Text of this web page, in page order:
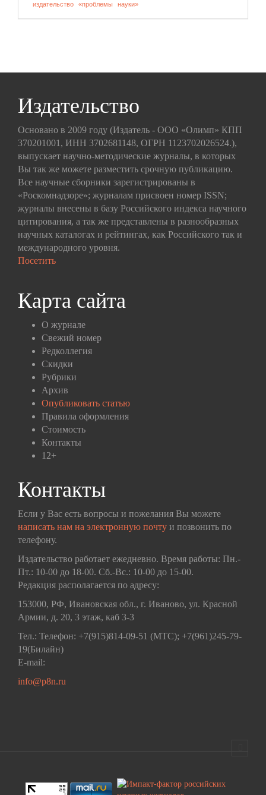
издательство
«проблемы науки»
Издательство
Основано в 2009 году (Издатель - ООО «Олимп» КПП
370201001, ИНН 3702681148, ОГРН 1123702026524.),
выпускает научно-методические журналы, в которых
Вы так же можете разместить срочную публикацию.
Все научные сборники зарегистрированы в
«Роскомнадзоре»; журналам присвоен номер ISSN;
журналы внесены в базу Российского индекса научного
цитирования, а так же представлены в разнообразных
научных каталогах и рейтингах, как Российского так и
международного уровня.
Посетить
Карта сайта
О журнале
Свежий номер
Редколлегия
Скидки
Рубрики
Архив
Опубликовать статью
Правила оформления
Стоимость
Контакты
12+
Контакты
Если у Вас есть вопросы и пожелания Вы можете
написать нам на электронную почту и позвонить по
телефону.
Издательство работает ежедневно. Время работы: Пн.-
Пт.: 10-00 до 18-00. Сб.-Вс.: 10-00 до 15-00.
Редакция располагается по адресу:
153000, РФ, Ивановская обл., г. Иваново, ул. Красной
Армии, д. 20, 3 этаж, каб 3-3
Тел.: Телефон: +7(915)814-09-51 (МТС); +7(961)245-79-
19(Билайн)
E-mail:
info@p8n.ru